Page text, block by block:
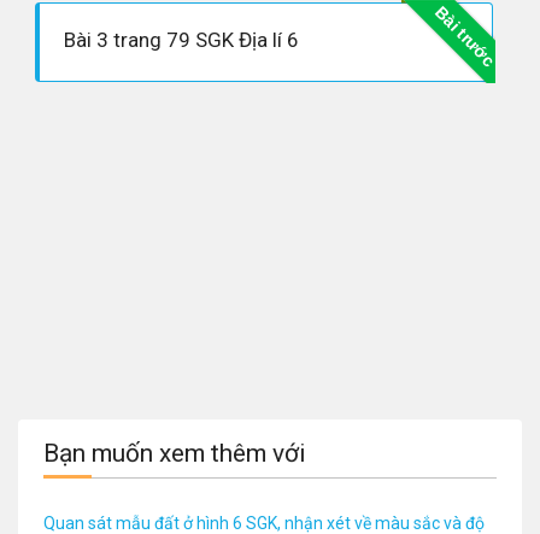
Bài trước
Bài 3 trang 79 SGK Địa lí 6
Bạn muốn xem thêm với
Quan sát mẫu đất ở hình 6 SGK, nhận xét về màu sắc và độ